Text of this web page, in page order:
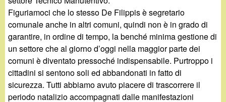
Figuriamoci che lo stesso De Filippis è segretario
comunale anche in altri comuni, quindi non è in grado di
garantire, in ordine di tempo, la benché minima gestione di
un settore che al giorno d’oggi nella maggior parte dei
comuni è diventato pressoché indispensabile. Purtroppo i
cittadini si sentono soli ed abbandonati in fatto di
sicurezza. Tutti abbiamo avuto piacere di trascorrere il
periodo natalizio accompagnati dalle manifestazioni